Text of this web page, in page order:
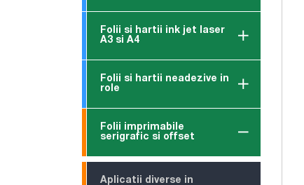
Folii si hartii ink jet laser
A3 si A4
Folii si hartii neadezive in
role
Folii imprimabile
serigrafic si offset
Aplicatii diverse in